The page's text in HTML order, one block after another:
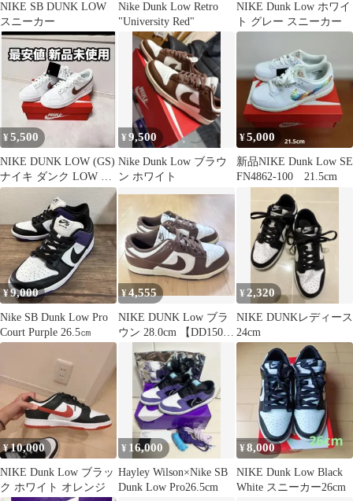
NIKE SB DUNK LOW
スニーカー
Nike Dunk Low Retro
"University Red"
NIKE Dunk Low ホワイ
ト グレー スニーカー
¥5,500
NIKE DUNK LOW (GS)
ナイキ ダンク LOW GS
白ピンク
¥9,500
Nike Dunk Low ブラウ
ン ホワイト
¥5,000
新品NIKE Dunk Low SE
FN4862-100 21.5cm
¥9,000
Nike SB Dunk Low Pro
Court Purple 26.5㎝
¥4,555
NIKE DUNK Low ブラ
ウン 28.0cm 【DD1503-
¥ 2,320
NIKE DUNKレディース
24cm
¥10,000
NIKE Dunk Low ブラッ
ク ホワイト オレンジ
¥ 16,000
Hayley Wilson×Nike SB
Dunk Low Pro26.5cm
¥8,000
NIKE Dunk Low Black
White スニーカー26cm